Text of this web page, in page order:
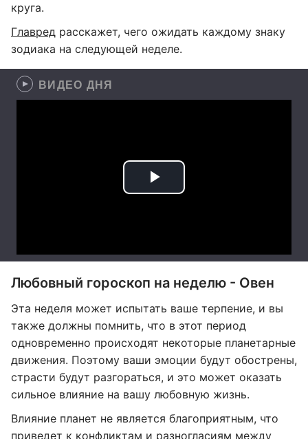
круга.
Главред расскажет, чего ожидать каждому знаку
зодиака на следующей неделе.
ВИДЕО ДНЯ
Любовный гороскоп на неделю - Овен
Эта неделя может испытать ваше терпение, и вы
также должны помнить, что в этот период
одновременно происходят некоторые планетарные
движения. Поэтому ваши эмоции будут обострены,
страсти будут разгораться, и это может оказать
сильное влияние на вашу любовную жизнь.
Влияние планет не является благоприятным, что
приведет к конфликтам и разногласиям между